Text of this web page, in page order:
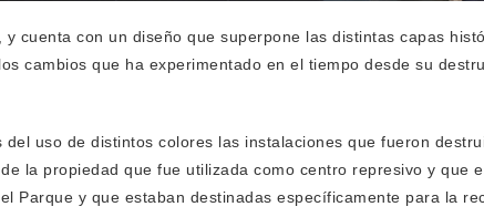
cuenta con un diseño que superpone las distintas capas
cambios que ha experimentado en el tiempo desde su
uso de distintos colores las instalaciones que fueron
la propiedad que fue utilizada como centro represivo y que
Parque y que estaban destinadas específicamente para la